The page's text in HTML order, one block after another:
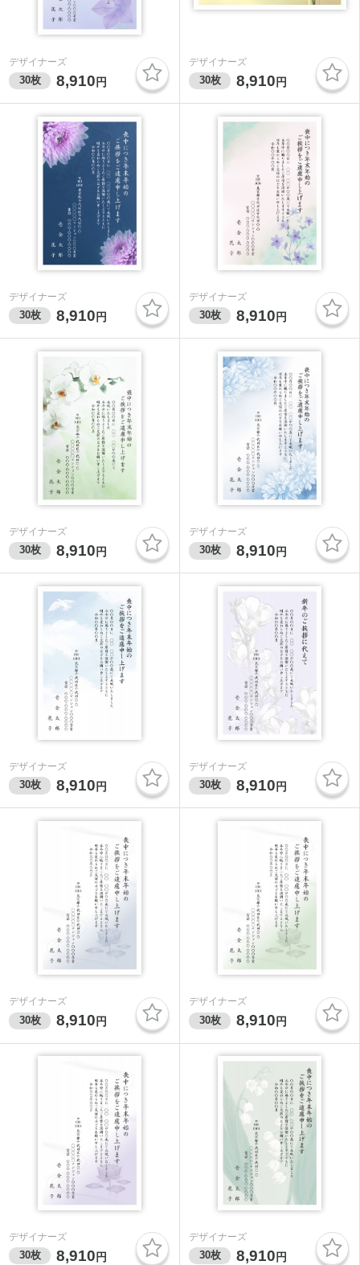
デザイナーズ
30枚 8,910円
デザイナーズ
30枚 8,910円
デザイナーズ
30枚 8,910 円
デザイナーズ
30枚 8,910 円
デザイナーズ
30枚 8,910 円
デザイナーズ
30枚 8,910 円
デザイナーズ
30枚 8,910 円
デザイナーズ
30枚 8,910 円
デザイナーズ
30枚 8,910 円
デザイナーズ
30枚 8,910 円
デザイナーズ
30枚 8,910 円
デザイナーズ
30枚 8,910 円